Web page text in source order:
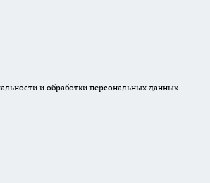
и обработки персональных данных